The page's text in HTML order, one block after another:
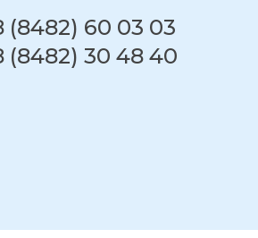
(8482) 60 03 03
(8482) 30 48 40